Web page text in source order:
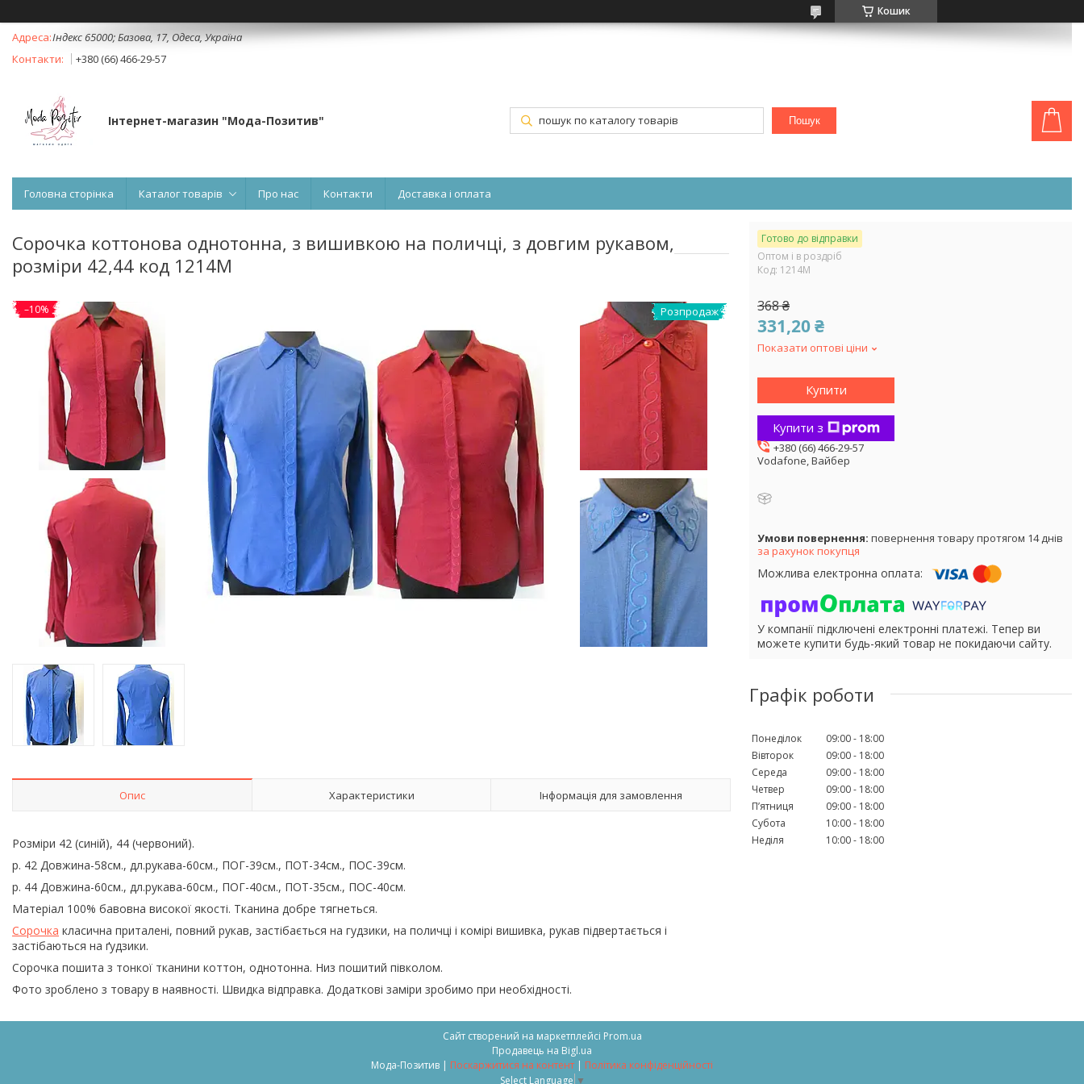
Кошик
Індекс 65000; Базова, 17, Одеса, Україна
+380 (66) 466-29-57
Інтернет-магазин "Мода-Позитив" Пошук
Головна сторінка Каталог товарів Про нас Контакти Доставка і оплата
Сорочка коттонова однотонна, з вишивкою на поличці, з довгим рукавом,
розміри 42,44 код 1214М
Розпродаж
–10%
Опис Характеристики Інформація для замовлення
Розміри 42 (синій), 44 (червоний).
р. 42 Довжина-58см., дл.рукава-60см., ПОГ-39см., ПОТ-34см., ПОС-39см.
р. 44 Довжина-60см., дл.рукава-60см., ПОГ-40см., ПОТ-35см., ПОС-40см.
Матеріал 100% бавовна високої якості. Тканина добре тягнеться.
Сорочка класична приталені, повний рукав, застібається на гудзики, на поличці і комірі вишивка, рукав підвертається і
застібаються на ґудзики.
Сорочка пошита з тонкої тканини коттон, однотонна. Низ пошитий півколом.
Фото зроблено з товару в наявності. Швидка відправка. Додаткові заміри зробимо при необхідності.
Готово до відправки
Оптом і в роздріб
Код: 1214М
368 ₴
331,20 ₴
Показати оптові ціни
Купити
Купити з
+380 (66) 466-29-57
Vodafone, Вайбер
повернення товару протягом 14 днів
за рахунок покупця
У компанії підключені електронні платежі. Тепер ви
можете купити будь-який товар не покидаючи сайту.
Графік роботи
Понеділок 09:00
18:00
Вівторок
09:00
18:00
Середа
09:00
18:00
Четвер
09:00
18:00
Пʼятниця
09:00
18:00
Субота
10:00
18:00
Неділя
10:00 18:00
Сайт створений на маркетплейсі Prom.ua
Продавець на Bigl.ua
Мода-Позитив | Поскаржитися на контент | Політика конфіденційності
Select Language ▼